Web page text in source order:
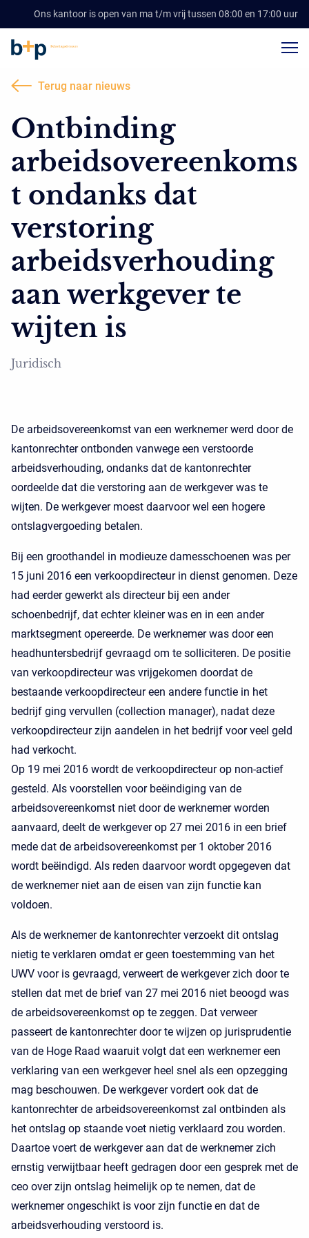
Ons kantoor is open van ma t/m vrij tussen 08:00 en 17:00 uur
Terug naar nieuws
Ontbinding
arbeidsovereenkoms
t ondanks dat
verstoring
arbeidsverhouding
aan werkgever te
wijten is
Juridisch
De arbeidsovereenkomst van een werknemer werd door de
kantonrechter ontbonden vanwege een verstoorde
arbeidsverhouding, ondanks dat de kantonrechter
oordeelde dat die verstoring aan de werkgever was te
wijten. De werkgever moest daarvoor wel een hogere
ontslagvergoeding betalen.
Bij een groothandel in modieuze damesschoenen was per
15 juni 2016 een verkoopdirecteur in dienst genomen. Deze
had eerder gewerkt als directeur bij een ander
schoenbedrijf, dat echter kleiner was en in een ander
marktsegment opereerde. De werknemer was door een
headhuntersbedrijf gevraagd om te solliciteren. De positie
van verkoopdirecteur was vrijgekomen doordat de
bestaande verkoopdirecteur een andere functie in het
bedrijf ging vervullen (collection manager), nadat deze
verkoopdirecteur zijn aandelen in het bedrijf voor veel geld
had verkocht.
Op 19 mei 2016 wordt de verkoopdirecteur op non-actief
gesteld. Als voorstellen voor beëindiging van de
arbeidsovereenkomst niet door de werknemer worden
aanvaard, deelt de werkgever op 27 mei 2016 in een brief
mede dat de arbeidsovereenkomst per 1 oktober 2016
wordt beëindigd. Als reden daarvoor wordt opgegeven dat
de werknemer niet aan de eisen van zijn functie kan
voldoen.
Als de werknemer de kantonrechter verzoekt dit ontslag
nietig te verklaren omdat er geen toestemming van het
UWV voor is gevraagd, verweert de werkgever zich door te
stellen dat met de brief van 27 mei 2016 niet beoogd was
de arbeidsovereenkomst op te zeggen. Dat verweer
passeert de kantonrechter door te wijzen op jurisprudentie
van de Hoge Raad waaruit volgt dat een werknemer een
verklaring van een werkgever heel snel als een opzegging
mag beschouwen. De werkgever vordert ook dat de
kantonrechter de arbeidsovereenkomst zal ontbinden als
het ontslag op staande voet nietig verklaard zou worden.
Daartoe voert de werkgever aan dat de werknemer zich
ernstig verwijtbaar heeft gedragen door een gesprek met de
ceo over zijn ontslag heimelijk op te nemen, dat de
werknemer ongeschikt is voor zijn functie en dat de
arbeidsverhouding verstoord is.